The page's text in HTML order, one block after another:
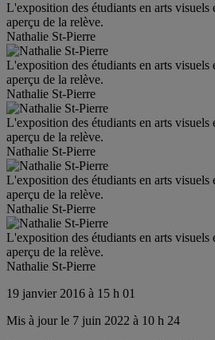
L'exposition des étudiants en arts visuels
aperçu de la relève.
Nathalie St-Pierre
L'exposition des étudiants en arts visuels
aperçu de la relève.
Nathalie St-Pierre
L'exposition des étudiants en arts visuels
aperçu de la relève.
Nathalie St-Pierre
L'exposition des étudiants en arts visuels
aperçu de la relève.
Nathalie St-Pierre
L'exposition des étudiants en arts visuels
aperçu de la relève.
Nathalie St-Pierre
19 janvier 2016 à 15 h 01
Mis à jour le 7 juin 2022 à 10 h 24